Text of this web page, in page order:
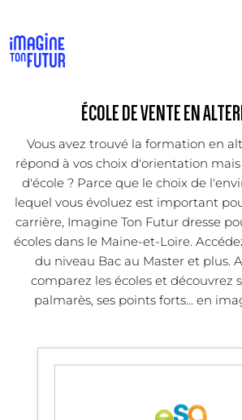
ÉCOLE DE VENTE EN
Vous avez trouvé la formation en
répond à vos choix d'orientation
d'école ? Parce que le choix de
lequel vous évoluez est important
carrière, Imagine Ton Futur dresse
écoles dans le Maine-et-Loire.
du niveau Bac au Master et plus.
comparez les écoles et découvrez
palmarès, ses points forts... en